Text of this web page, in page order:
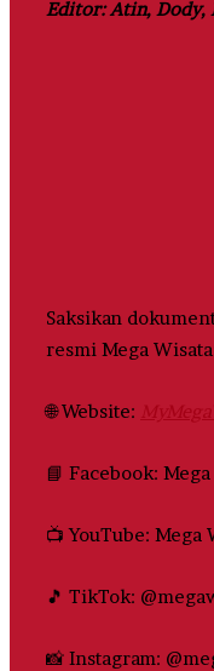
Editor: Atin, Dody,
Saksikan
resmi Mega
🌐 Website:
📘 Facebook:
📺 YouTube:
🎵 TikTok:
📸 Instagram: